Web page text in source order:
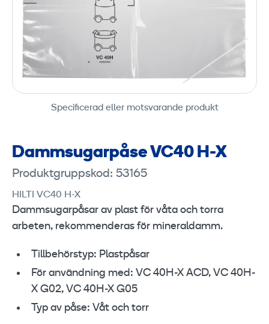
Specificerad eller motsvarande produkt
Dammsugarpåse VC40 H-X
Produktgruppskod: 53165
HILTI VC40 H-X
Dammsugarpåsar av plast för våta och torra
arbeten, rekommenderas för mineraldamm.
Tillbehörstyp: Plastpåsar
För användning med: VC 40H-X ACD, VC 40H-
X G02, VC 40H-X G05
Typ av påse: Våt och torr